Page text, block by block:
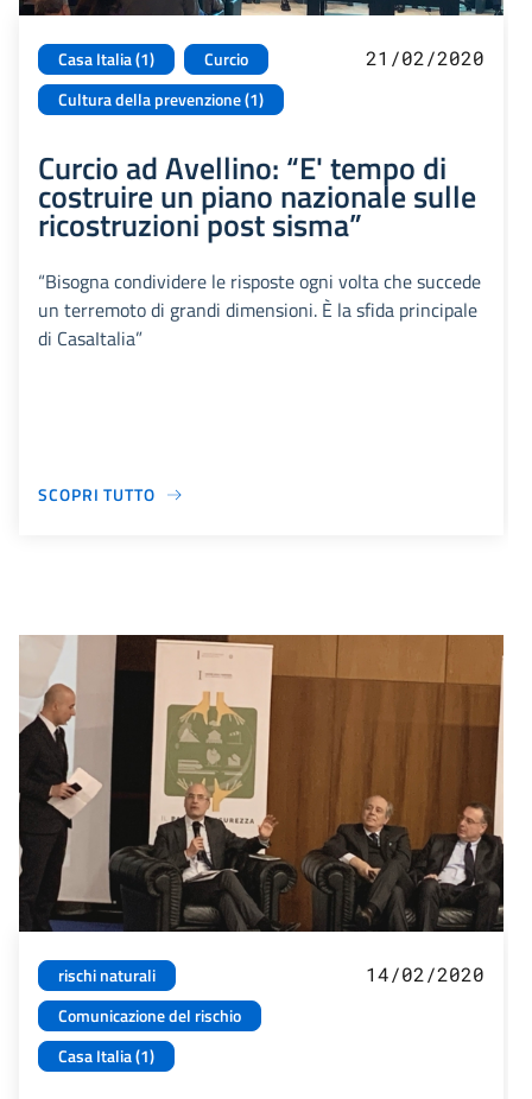
Casa Italia (1)
Curcio
Cultura della prevenzione (1)
21/02/2020
Curcio ad Avellino: “E' tempo di
costruire un piano nazionale sulle
ricostruzioni post sisma”
“Bisogna condividere le risposte ogni volta che succede
un terremoto di grandi dimensioni. È la sfida principale
di CasaItalia”
SCOPRI TUTTO
rischi naturali
Comunicazione del rischio
Casa Italia (1)
14/02/2020